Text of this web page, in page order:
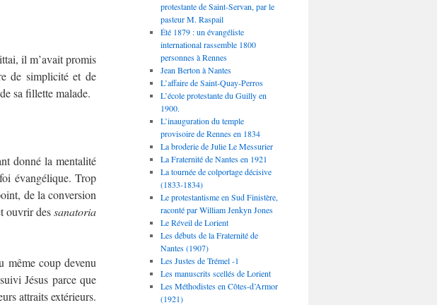
il m’avait promis
de simplicité et de
sa fillette malade.
donné la mentalité
évangélique. Trop
de la conversion
ouvrir dessanatoria
même coup devenu
Jésus parce que
attraits extérieurs.
protestante de Saint-Servan, par le
pasteur M. Raspail
Été 1879 : un évangéliste
international rassemble 1800
personnes à Rennes
Jean Berton à Nantes
L’affaire de Saint-Quay-Perros
L’école protestante du Guilly en
1900.
L’inauguration du temple
provisoire de Rennes en 1834
La broderie de Julie Le Messurier
La Fraternité de Nantes en 1921
La tournée de colportage décisive
(1833-1834)
Le protestantisme en Sud Finistère,
raconté par William Jenkyn Jones
Le Réveil de Lorient
Les débuts de la Fraternité de
Nantes (1907)
Les Justes de Trémel -1
Les manuscrits scellés de Lorient
Les Méthodistes en Côtes-d’Armor
(1921)